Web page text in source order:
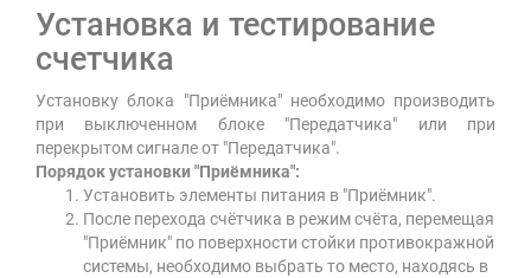
Установка и тестирование
счетчика
Установку блока "Приёмника" необходимо производить
при выключенном блоке "Передатчика" или при
перекрытом сигнале от "Передатчика".
Порядок установки "Приёмника":
Установить элементы питания в "Приёмник".
После перехода счётчика в режим счёта, перемещая
"Приёмник" по поверхности стойки противокражной
системы, необходимо выбрать то место, находясь в